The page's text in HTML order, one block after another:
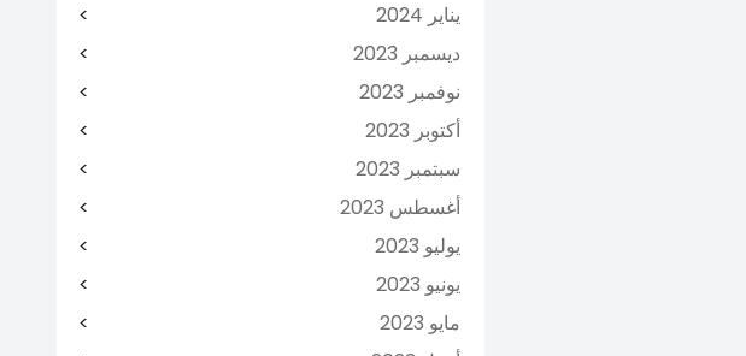
يناير 2024
ديسمبر 2023
نوفمبر 2023
أكتوبر 2023
سبتمبر 2023
أغسطس 2023
يوليو 2023
يونيو 2023
مايو 2023